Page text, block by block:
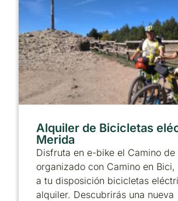
Alquiler de Bicicletas
Merida
Disfruta en e-bike el Camino de
organizado con Camino en Bici,
a tu disposición bicicletas
alquiler. Descubrirás una nueva